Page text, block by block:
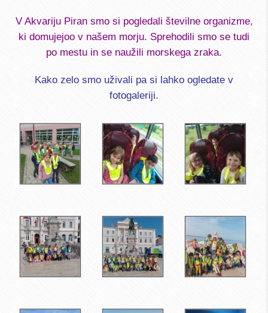
V Akvariju Piran smo si pogledali številne organizme,
ki domujejoo v našem morju. Sprehodili smo se tudi
po mestu in se naužili morskega zraka.
Kako zelo smo uživali pa si lahko ogledate v
fotogaleriji.